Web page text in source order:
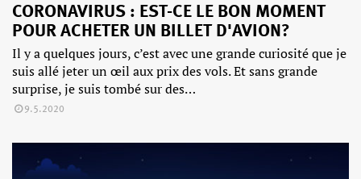
CORONAVIRUS : EST-CE LE BON MOMENT
POUR ACHETER UN BILLET D'AVION?
Il y a quelques jours, c’est avec une grande curiosité que je
suis allé jeter un œil aux prix des vols. Et sans grande
surprise, je suis tombé sur des…
9.5.2020